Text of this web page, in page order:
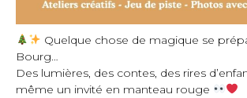
Quelque chose de magique se
Bourg…
Des lumières, des contes, des rires
même un invité en manteau rouge